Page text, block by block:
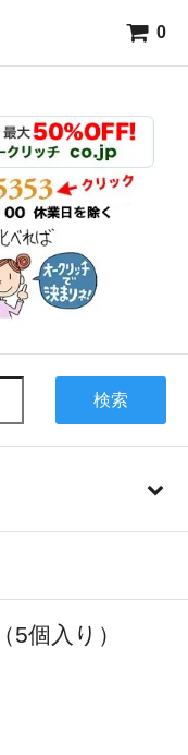
0
検索
個入り）